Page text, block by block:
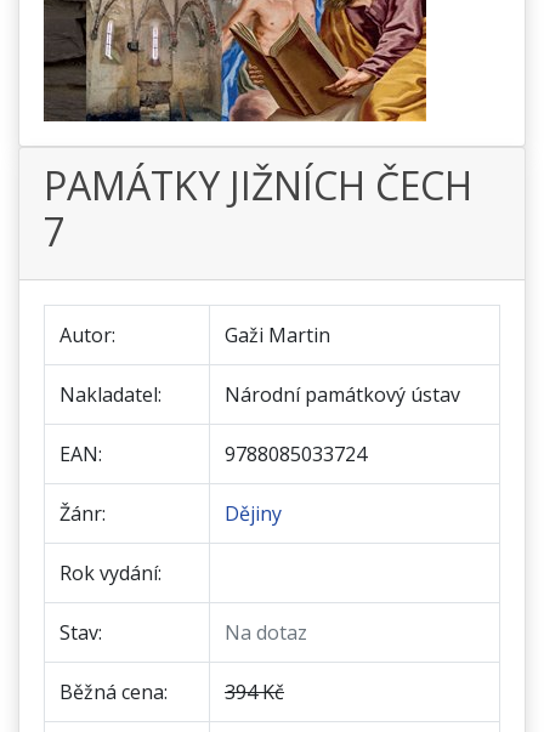
PAMÁTKY JIŽNÍCH ČECH
7
Autor: Gaži Martin
Nakladatel: Národní památkový ústav
EAN: 9788085033724
Žánr: Dějiny
Rok vydání:
Stav: Na dotaz
Běžná cena: 394 Kč